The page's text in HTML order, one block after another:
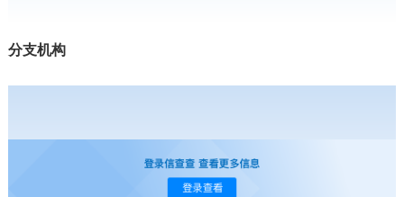
分支机构